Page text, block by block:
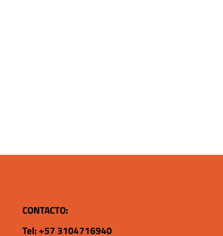
CONTACTO:
Tel: +57 3104716940